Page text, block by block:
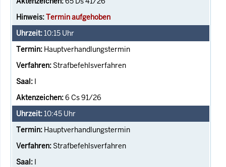
Termin aufgehoben
10:15 Uhr
Hauptverhandlungstermin
Strafbefehlsverfahren
I
6 Cs 91/26
10:45 Uhr
Hauptverhandlungstermin
Strafbefehlsverfahren
I